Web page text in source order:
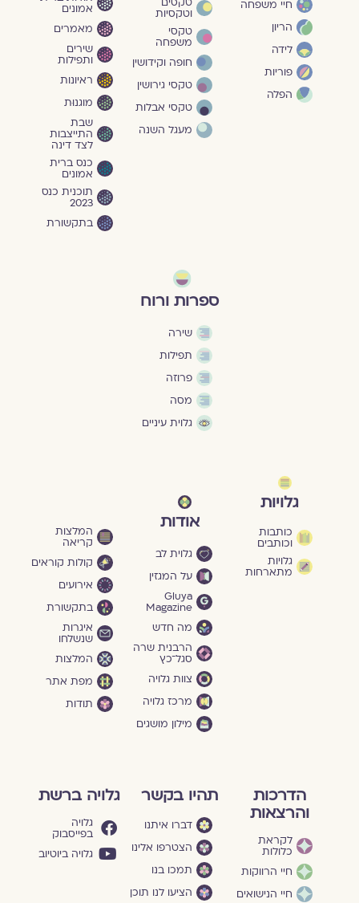
חיי משפחה
הריון
לידה
פוריות
הפלה
וטקסיות
טקסי
משפחה
חופה וקידושין
טקסי גירושין
טקסי אבלות
מעגל השנה
אמונים
מאמרים
שירים
ותפילות
ראיונות
מוגנוּת
שבת
התייצבות
לצד דינה
כנס ברית
אמונים
תוכנית כנס
2023
בתקשורת
ספרות ורוח
שירה
תפילות
פרוזה
מסה
גלוית עיניים
גלויות
כותבות
וכותבים
גלויות
מתארחות
אודות
גלוית לב
על המגזין
Gluya
Magazine
מה חדש
הרבנית שרה
סגל־כץ
צוות גלויה
מרכז גלויה
מילון מושגים
המלצות
קריאה
קולות קוראים
אירועים
בתקשורת
איגרות
שנשלחו
המלצות
מפת אתר
תודות
הדרכות
והרצאות
לקראת
כלולות
חיי הרווקות
חיי הנישואים
תהיו בקשר
דברו איתנו
הצטרפו אלינו
תמכו בנו
הציעו לנו תוכן
גלויה ברשת
גלויה
בפייסבוק
גלויה ביוטיוב